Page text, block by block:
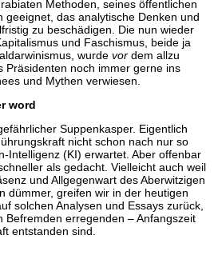
Methoden, seines öffentlichen
geeignet, das analytische Denken und
zu beschädigen. Die nun wieder
und Faschismus, beide ja
wurde vor dem allzu
Präsidenten noch immer gerne ins
und Mythen verwiesen.
word
Suppenkasper. Eigentlich
nicht schon nach nur so
Intelligenz (KI) erwartet. Aber offenbar
als gedacht. Vielleicht auch weil
und Allgegenwart des Aberwitzigen
dümmer, greifen wir in der heutigen
solchen Analysen und Essays zurück,
Befremden erregenden – Anfangszeit
entstanden sind.